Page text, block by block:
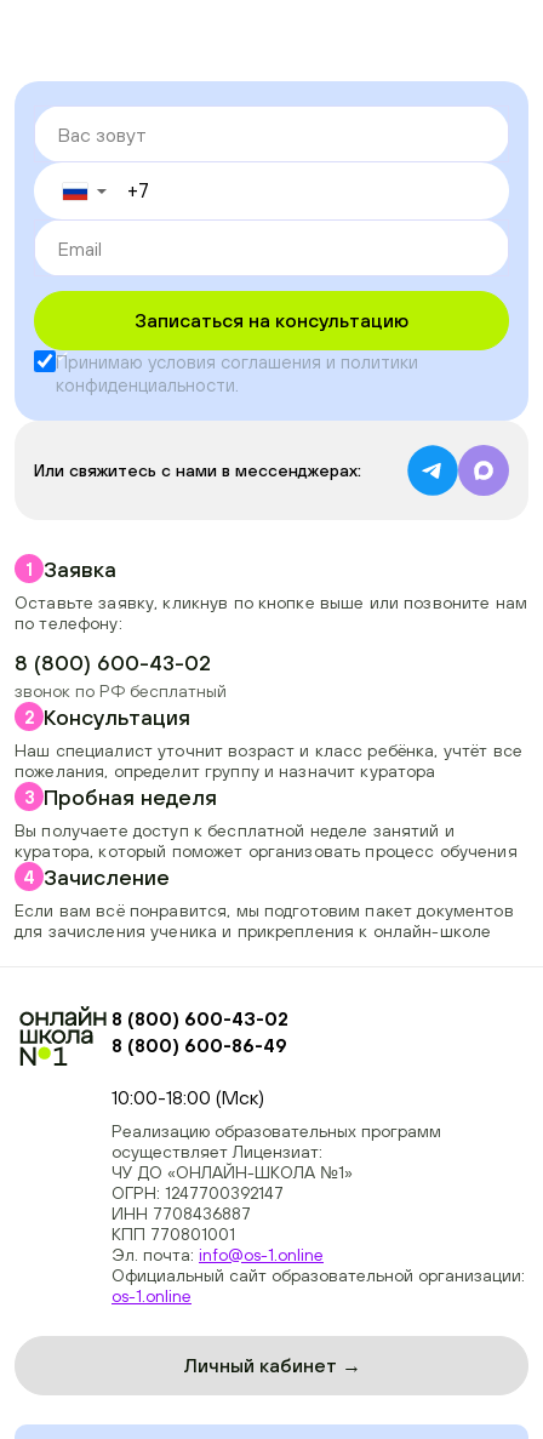
▼
Записаться на консультацию
Принимаю условия соглашения и политики
конфиденциальности.
Или свяжитесь с нами в мессенджерах:
1 Заявка
Оставьте заявку, кликнув по кнопке выше или позвоните нам
по телефону:
8 (800) 600-43-02
звонок по РФ бесплатный
2 Консультация
Наш специалист уточнит возраст и класс ребёнка, учтёт все
пожелания, определит группу и назначит куратора
3 Пробная неделя
Вы получаете доступ к бесплатной неделе занятий и
куратора, который поможет организовать процесс обучения
4 Зачисление
Если вам всё понравится, мы подготовим пакет документов
для зачисления ученика и прикрепления к онлайн-школе
8 (800) 600-43-02
8 (800) 600-86-49
10:00-18:00 (Мск)
Реализацию образовательных программ
осуществляет Лицензиат:
ЧУ ДО «ОНЛАЙН-ШКОЛА №1»
ОГРН: 1247700392147
ИНН 7708436887
КПП 770801001
Эл. почта: info@os-1.online
Официальный сайт образовательной организации:
os-1.online
Личный кабинет →